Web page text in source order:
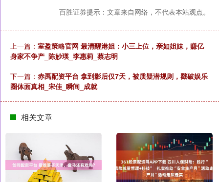
百胜证券提示：文章来自网络，不代表本站观点。
上一篇： 室盈策略官网 最清醒港姐：小三上位，亲如姐妹，赚亿
身家不争产_陈妙瑛_李惠莉_蔡志明
下一篇： 赤禹配资平台 拿到影后仅7天，被质疑潜规则，戳破娱乐
圈体面真相_宋佳_瞬间_成就
相关文章